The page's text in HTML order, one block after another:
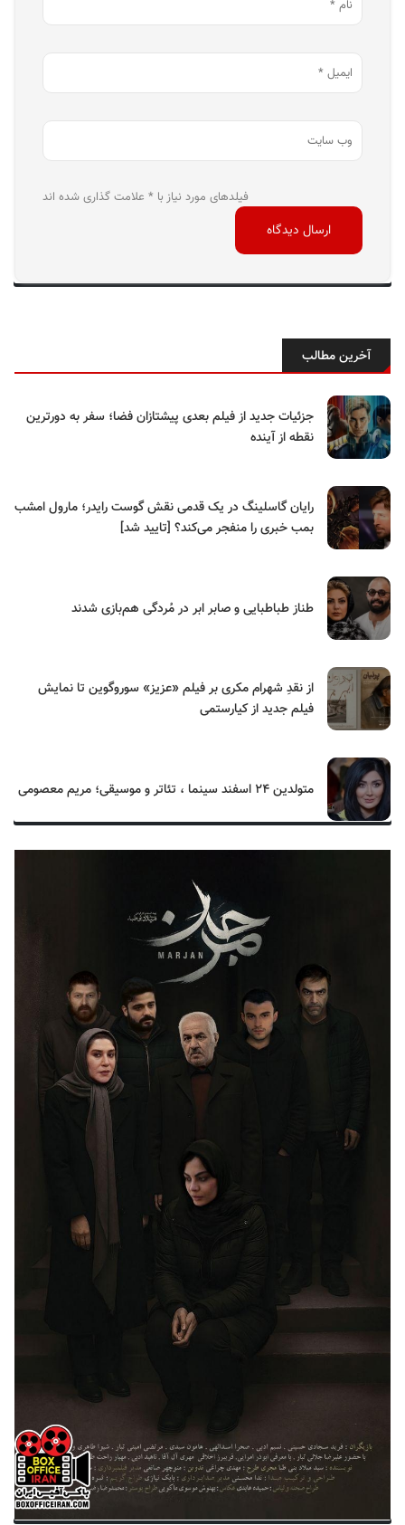
فیلدهای مورد نیاز با * علامت گذاری شده اند
آخرین مطالب
جزئیات جدید از فیلم بعدی پیشتازان فضا؛ سفر به دورترین
نقطه از آینده
رایان گاسلینگ در یک قدمی نقش گوست رایدر؛ مارول امشب
بمب خبری را منفجر می‌کند؟ [تایید شد]
طناز طباطبایی و صابر ابر در مُردگی هم‌بازی شدند
از نقدِ شهرام مکری بر فیلم «عزیز» سوروگوین تا نمایش
فیلم جدید از کیارستمی
متولدین ۲۴ اسفند سینما ، تئاتر و موسیقی؛ مریم معصومی